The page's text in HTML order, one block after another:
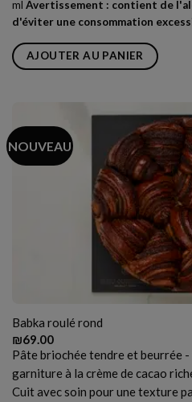
ml Avertissement : contient de
d'éviter une consommation
AJOUTER AU PANIER
NOUVEAU
Babka roulé rond
₪69.00
Pâte briochée tendre et beurrée
garniture à la crème de cacao
Cuit avec soin pour une texture